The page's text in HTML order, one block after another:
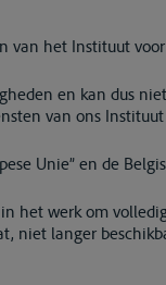
van het Instituut
en kan dus
van ons
Unie” en de
het werk om
langer